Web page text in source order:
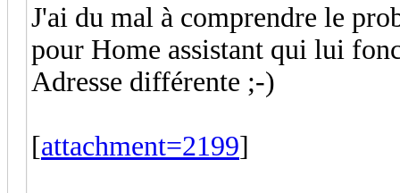
J'ai du mal à comprendre le
pour Home assistant qui lui
Adresse différente ;-)
[attachment=2199]